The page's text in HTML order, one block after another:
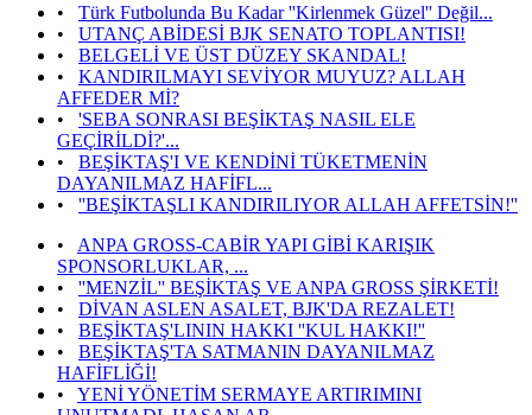
• Türk Futbolunda Bu Kadar ''Kirlenmek Güzel'' Değil...
• UTANÇ ABİDESİ BJK SENATO TOPLANTISI!
• BELGELİ VE ÜST DÜZEY SKANDAL!
• KANDIRILMAYI SEVİYOR MUYUZ? ALLAH
AFFEDER Mİ?
• 'SEBA SONRASI BEŞİKTAŞ NASIL ELE
GEÇİRİLDİ?'...
• BEŞİKTAŞ'I VE KENDİNİ TÜKETMENİN
DAYANILMAZ HAFİFL...
• ''BEŞİKTAŞLI KANDIRILIYOR ALLAH AFFETSİN!''
• ANPA GROSS-CABİR YAPI GİBİ KARIŞIK
SPONSORLUKLAR, ...
• ''MENZİL'' BEŞİKTAŞ VE ANPA GROSS ŞİRKETİ!
• DİVAN ASLEN ASALET, BJK'DA REZALET!
• BEŞİKTAŞ'LININ HAKKI ''KUL HAKKI!''
• BEŞİKTAŞ'TA SATMANIN DAYANILMAZ
HAFİFLİĞİ!
• YENİ YÖNETİM SERMAYE ARTIRIMINI